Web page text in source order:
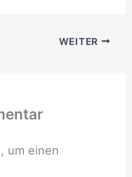
WEITER
um einen